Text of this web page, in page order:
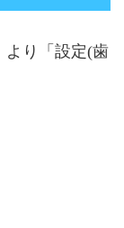
より「設定(歯